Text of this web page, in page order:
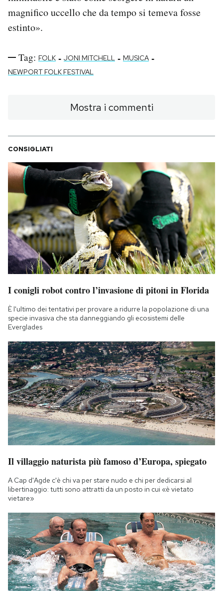
magnifico uccello che da tempo si temeva fosse
estinto».
Tag: FOLK - JONI MITCHELL - MUSICA -
NEWPORT FOLK FESTIVAL
Mostra i commenti
CONSIGLIATI
I conigli robot contro l’invasione di pitoni in Florida
È l'ultimo dei tentativi per provare a ridurre la popolazione di una
specie invasiva che sta danneggiando gli ecosistemi delle
Everglades
Il villaggio naturista più famoso d’Europa, spiegato
A Cap d'Agde c'è chi va per stare nudo e chi per dedicarsi al
libertinaggio: tutti sono attratti da un posto in cui «è vietato
vietare»